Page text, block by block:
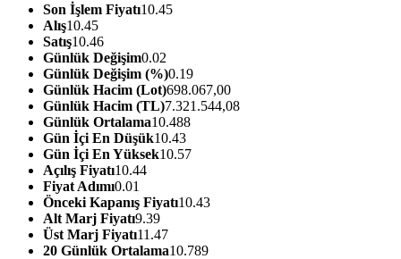
Son İşlem Fiyatı10.45
Alış10.45
Satış10.46
Günlük Değişim0.02
Günlük Değişim (%)0.19
Günlük Hacim (Lot)698.067,00
Günlük Hacim (TL)7.321.544,08
Günlük Ortalama10.488
Gün İçi En Düşük10.43
Gün İçi En Yüksek10.57
Açılış Fiyatı10.44
Fiyat Adımı0.01
Önceki Kapanış Fiyatı10.43
Alt Marj Fiyatı9.39
Üst Marj Fiyatı11.47
20 Günlük Ortalama10.789